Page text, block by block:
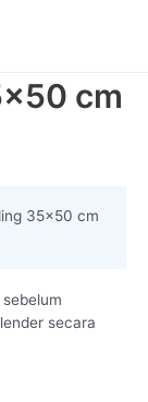
cm
35×50 cm
secara